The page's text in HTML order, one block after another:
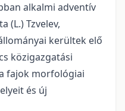
alkalmi adventív
(L.) Tzvelev,
kerültek elő
közigazgatási
fajok morfológiai
és új